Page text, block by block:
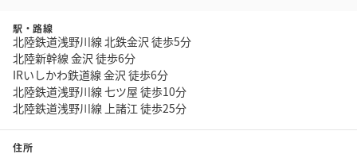
駅・路線
北陸鉄道浅野川線 北鉄金沢 徒歩5分
北陸新幹線 金沢 徒歩6分
IRいしかわ鉄道線 金沢 徒歩6分
北陸鉄道浅野川線 七ツ屋 徒歩10分
北陸鉄道浅野川線 上諸江 徒歩25分
住所